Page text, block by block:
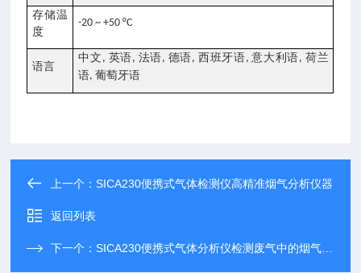
存储温
度
-20 ~ +50 °C
语言
中文 , 英语, 法语, 德语, 西班牙语,意大利语, 荷兰
语,葡萄牙语
上一个：SICA230便携式气体检测仪高精准烟气分析仪器
返回列表
下一个：SICA230便携式气体分析仪检测废气中的烟气参数